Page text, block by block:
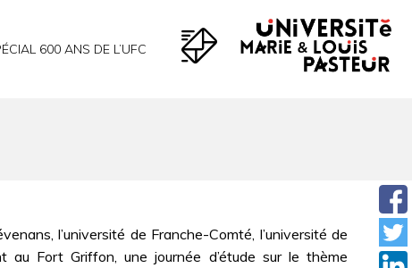
600 ANS DE L’UFC
l’université de Franche-Comté, l’université de
Fort Griffon, une journée d’étude sur le thème